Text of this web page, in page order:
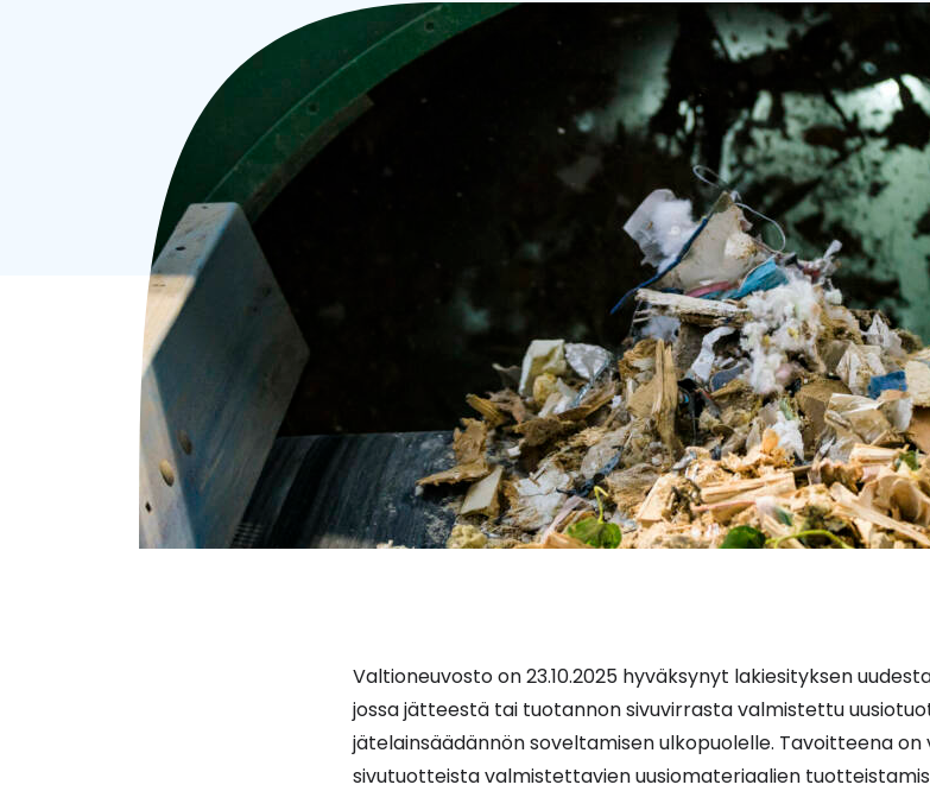
Valtioneuvosto on 23.10.2025 hyväksynyt lakiesityksen
jossa jätteestä tai tuotannon sivuvirrasta valmistettu
jätelainsäädännön soveltamisen ulkopuolelle. Tavoitteena
sivutuotteista valmistettavien uusiomateriaalien